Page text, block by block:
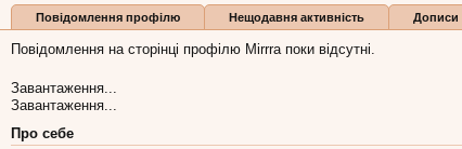
Повідомлення профілю Нещодавня активність Дописи
Повідомлення на сторінці профілю Mirrra поки відсутні.
Завантаження...
Завантаження...
Про себе